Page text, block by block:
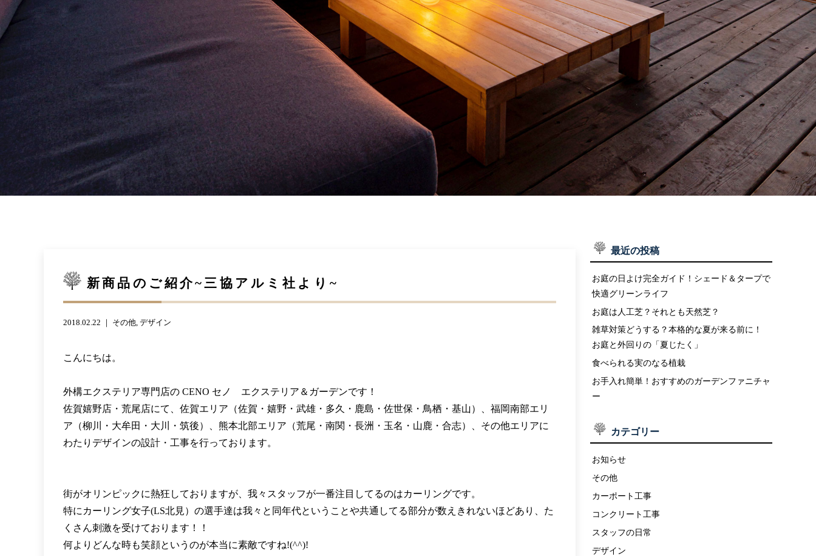
参考価格
REFERENCE PRICE
キャンペーン
CAMPAIGN
施工実績
WORKS
リクルート
RECRUIT
会社概要
ABOUT
お問い合わせ
CONTACT
ブログ お知らせ インスタグラム
INSTAGRAM
新商品のご紹介~三協アルミ社より~
2018.02.22 ｜ その他 デザイン
こんにちは。
外構エクステリア専門店の CENO セノ エクステリア＆ガーデンです！
佐賀嬉野店・荒尾店にて、佐賀エリア（佐賀・嬉野・武雄・多久・鹿島・佐世保・鳥栖・基山）、福岡南部エリ
ア（柳川・大牟田・大川・筑後）、熊本北部エリア（荒尾・南関・長洲・玉名・山鹿・合志）、その他エリアに
わたりデザインの設計・工事を行っております。
街がオリンピックに熱狂しておりますが、我々スタッフが一番注目してるのはカーリングです。
特にカーリング女子(LS北見）の選手達は我々と同年代ということや共通してる部分が数えきれないほどあり、た
くさん刺激を受けております！！
何よりどんな時も笑顔というのが本当に素敵ですね!(^^)!
最近の投稿
お庭の日よけ完全ガイド！シェード＆タープで
快適グリーンライフ
お庭は人工芝？それとも天然芝？
雑草対策どうする？本格的な夏が来る前に！
お庭と外回りの「夏じたく」
食べられる実のなる植栽
お手入れ簡単！おすすめのガーデンファニチャ
ー
カテゴリー
お知らせ
その他
カーポート工事
コンクリート工事
スタッフの日常
デザイン